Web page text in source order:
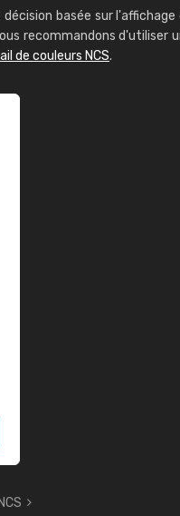
basée sur
recommandons d'utiliser
de couleurs NCS.